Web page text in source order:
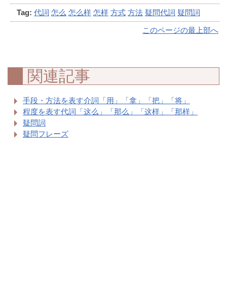
Tag: 代詞 怎么 怎么样 怎样 方式 方法 疑問代詞 疑問詞
このページの最上部へ
関連記事
手段・方法を表す介詞「用」「拿」「把」「将」
程度を表す代詞「这么」「那么」「这样」「那样」
疑問詞
疑問フレーズ